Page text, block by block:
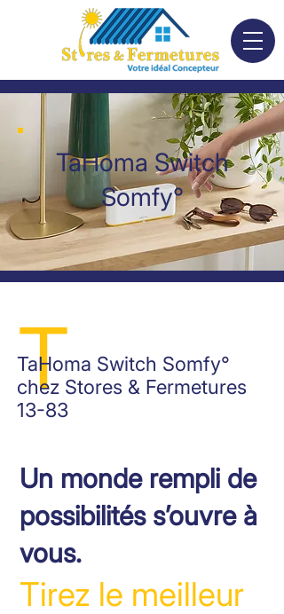
TaHoma Switch
Somfy°
T
TaHoma Switch Somfy°
chez Stores & Fermetures
13-83
Un monde rempli de
possibilités s’ouvre à
vous.
Tirez le meilleur